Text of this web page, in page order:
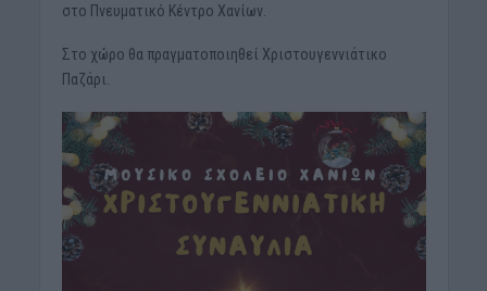
στο Πνευματικό Κέντρο Χανίων.
Στο χώρο θα πραγματοποιηθεί Χριστουγεννιάτικο
Παζάρι.